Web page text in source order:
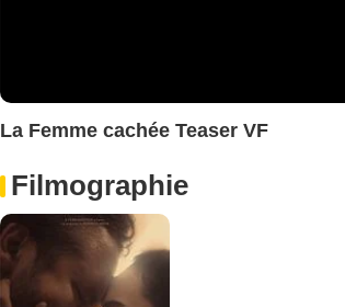
La Femme cachée Teaser VF
Filmographie